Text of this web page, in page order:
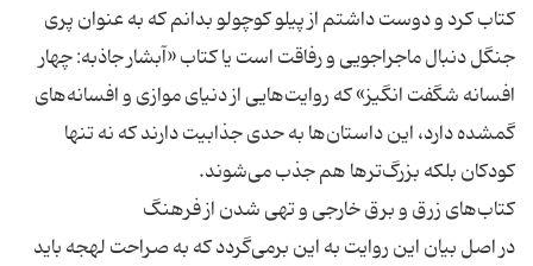
کتاب کرد و دوست داشتم از پیلو کوچولو بدانم که به عنوان پری
جنگل دنبال ماجراجویی و رفاقت‌ است یا کتاب «آبشار جاذبه: چهار
افسانه شگفت انگیز» که روایت‌هایی از دنیای موازی و افسانه‌‌‌‌‌های
گمشده دارد، این داستان‌ها به حدی جذابیت دارند که نه تنها
در اصل بیان این روایت به این برمی‌گردد که به صراحت لهجه باید